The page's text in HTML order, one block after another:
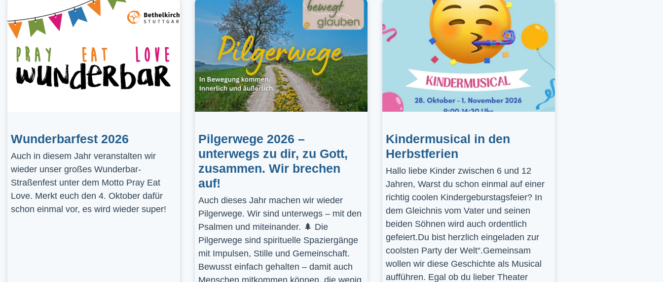
Wunderbarfest 2026
Auch in diesem Jahr veranstalten wir
wieder unser großes Wunderbar-
Straßenfest unter dem Motto Pray Eat
Love. Merkt euch den 4. Oktober dafür
schon einmal vor, es wird wieder super!
Pilgerwege 2026 –
unterwegs zu dir, zu Gott,
zusammen. Wir brechen
auf!
Auch dieses Jahr machen wir wieder
Pilgerwege. Wir sind unterwegs – mit den
Psalmen und miteinander. 🌲 Die
Pilgerwege sind spirituelle Spaziergänge
mit Impulsen, Stille und Gemeinschaft.
Bewusst einfach gehalten – damit auch
Menschen mitkommen können, die wenig
Kindermusical in den
Herbstferien
Hallo liebe Kinder zwischen 6 und 12
Jahren, Warst du schon einmal auf einer
richtig coolen Kindergeburstagsfeier? In
dem Gleichnis vom Vater und seinen
beiden Söhnen wird auch ordentlich
gefeiert.Du bist herzlich eingeladen zur
coolsten Party der Welt“.Gemeinsam
wollen wir diese Geschichte als Musical
aufführen. Egal ob du lieber Theater